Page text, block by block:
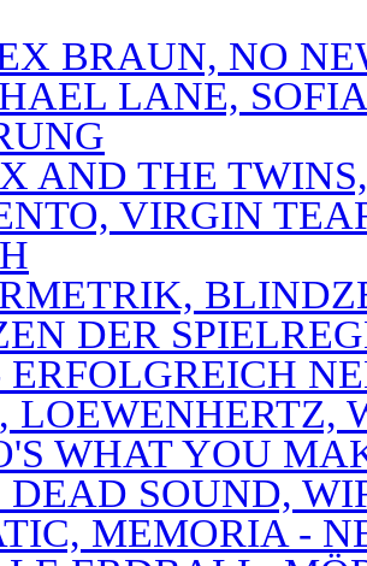
BRAUN, NO
LANE,
AND THE
VIRGIN
DER
LOEWENHERTZ,
WHAT YOU
DEAD SOUND,
MEMORIA -